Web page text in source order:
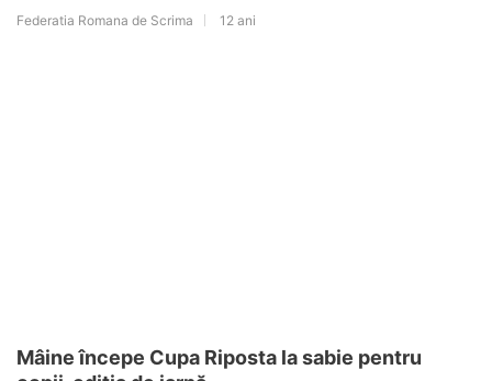
Federatia Romana de Scrima 12 ani
Mâine începe Cupa Riposta la sabie pentru